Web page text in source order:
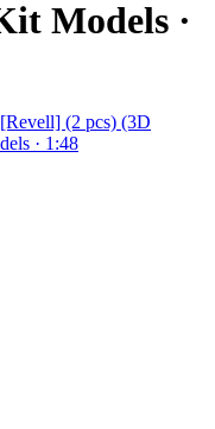
Models ·